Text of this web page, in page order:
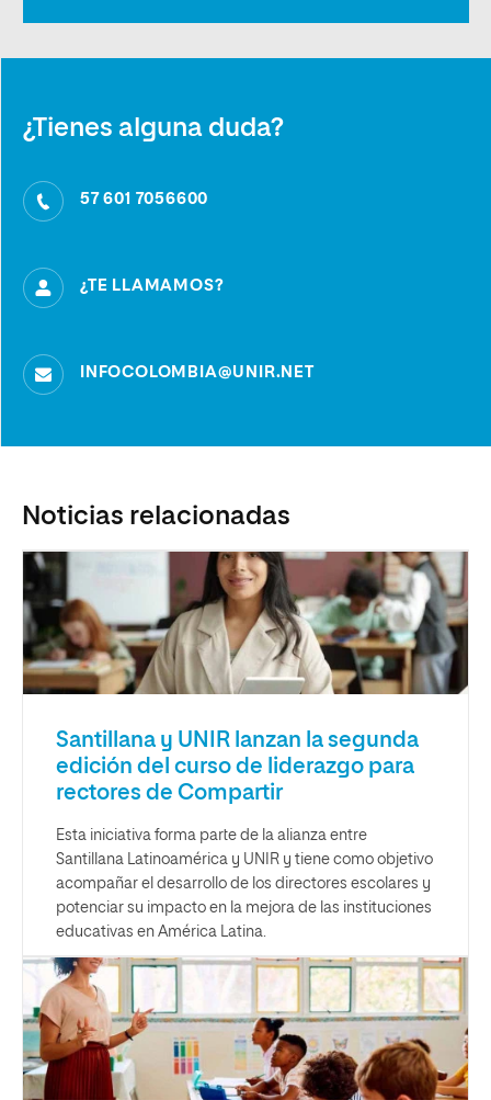
¿Tienes alguna duda?
57 601 7056600
¿TE LLAMAMOS?
INFOCOLOMBIA@UNIR.NET
Noticias relacionadas
Santillana y UNIR lanzan la segunda
edición del curso de liderazgo para
rectores de Compartir
Esta iniciativa forma parte de la alianza entre
Santillana Latinoamérica y UNIR y tiene como objetivo
acompañar el desarrollo de los directores escolares y
potenciar su impacto en la mejora de las instituciones
educativas en América Latina.